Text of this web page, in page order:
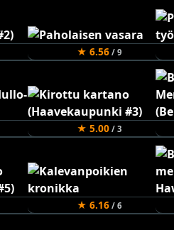
★ 6.56/ 9
★ 5.00/ 3
★ 6.16/ 6